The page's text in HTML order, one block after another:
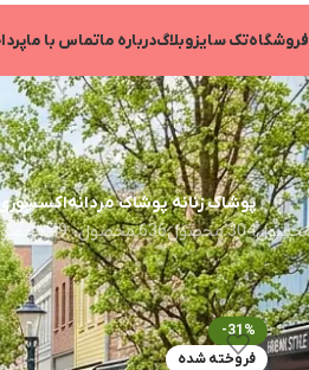
فروشگاهتک سایزوبلاگدرباره ماتماس با ما
پوشاک زنانه
304 محصول
پوشاک مردانه
636 محصول
49 محصول
-31%
فروخته شده